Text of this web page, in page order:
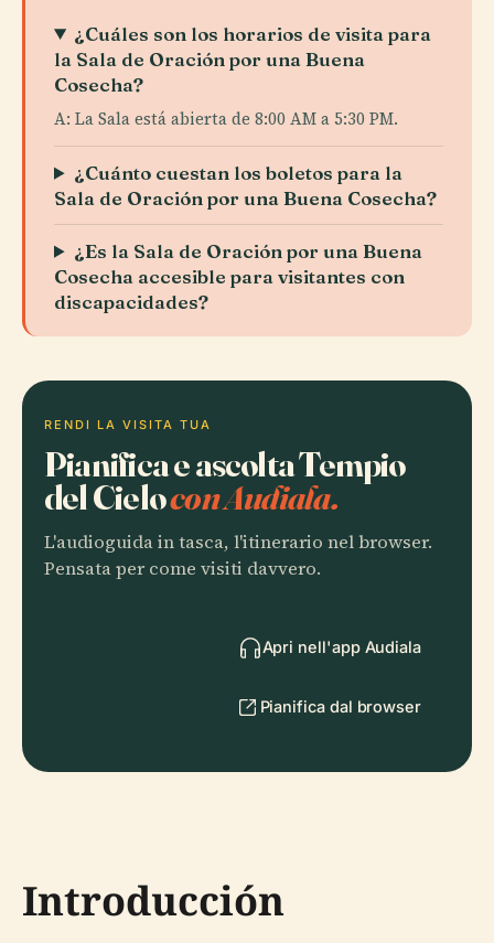
¿Cuáles son los horarios de visita para
la Sala de Oración por una Buena
Cosecha?
A: La Sala está abierta de 8:00 AM a 5:30 PM.
¿Cuánto cuestan los boletos para la
Sala de Oración por una Buena Cosecha?
¿Es la Sala de Oración por una Buena
Cosecha accesible para visitantes con
discapacidades?
RENDI LA VISITA TUA
Pianifica e ascolta Tempio
del Cielocon Audiala.
L'audioguida in tasca, l'itinerario nel browser.
Pensata per come visiti davvero.
Apri nell'app Audiala
Pianifica dal browser
Introducción